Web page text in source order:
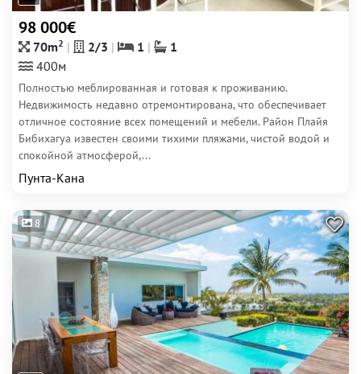
98 000€
70m2 2/3 1
1
400м
Полностью меблированная и готовая к проживанию.
Недвижимость недавно отремонтирована, что обеспечивает
отличное состояние всех помещений и мебели. Район Плайя
Бибихагуа известен своими тихими пляжами, чистой водой и
спокойной атмосферой,...
Пунта-Кана
8